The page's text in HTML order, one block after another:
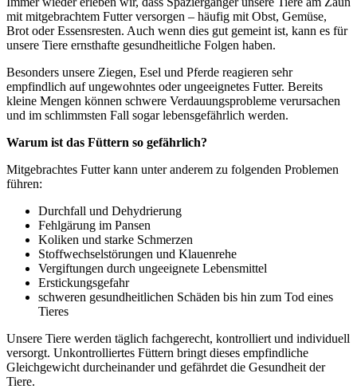
mit mitgebrachtem Futter versorgen – häufig mit Obst, Gemüse,
Brot oder Essensresten. Auch wenn dies gut gemeint ist, kann es für
unsere Tiere ernsthafte gesundheitliche Folgen haben.
Besonders unsere Ziegen, Esel und Pferde reagieren sehr
empfindlich auf ungewohntes oder ungeeignetes Futter. Bereits
kleine Mengen können schwere Verdauungsprobleme verursachen
und im schlimmsten Fall sogar lebensgefährlich werden.
Warum ist das Füttern so gefährlich?
Mitgebrachtes Futter kann unter anderem zu folgenden Problemen
führen:
Durchfall und Dehydrierung
Fehlgärung im Pansen
Koliken und starke Schmerzen
Stoffwechselstörungen und Klauenrehe
Vergiftungen durch ungeeignete Lebensmittel
Erstickungsgefahr
schweren gesundheitlichen Schäden bis hin zum Tod eines
Tieres
Unsere Tiere werden täglich fachgerecht, kontrolliert und individuell
versorgt. Unkontrolliertes Füttern bringt dieses empfindliche
Gleichgewicht durcheinander und gefährdet die Gesundheit der
Tiere.